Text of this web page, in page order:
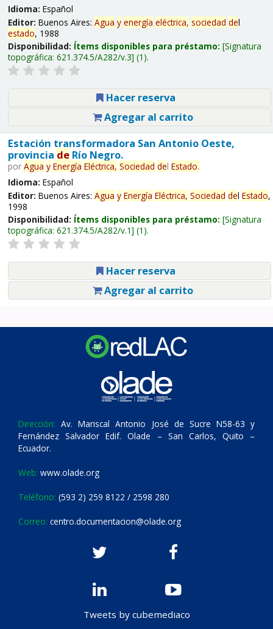
Idioma: Español
Editor: Buenos Aires: Agua y energía eléctrica, sociedad del
estado, 1988
Disponibilidad: Ítems disponibles para préstamo: Signatura
topográfica: 621.374.5/A282/v.3 (1).
Hacer reserva
Agregar al carrito
Estación transformadora San Antonio Oeste,
provincia deRío Negro.
por Agua y Energía Eléctrica, Sociedad del Estado.
Idioma: Español
Editor: Buenos Aires: Agua y Energía Eléctrica, Sociedad del Estado,
1998
Disponibilidad: Ítems disponibles para préstamo: Signatura
topográfica: 621.374.5/A282/v.1 (1).
Hacer reserva
Agregar al carrito
Dirección: Av. Mariscal Antonio José de Sucre N58-63 y
Fernández Salvador Edif. Olade – San Carlos, Quito –
Ecuador.
Web: www.olade.org
Teléfono: (593 2) 259 8122 / 2598 280
Correo: centro.documentacion@olade.org
Tweets by cubemediaco